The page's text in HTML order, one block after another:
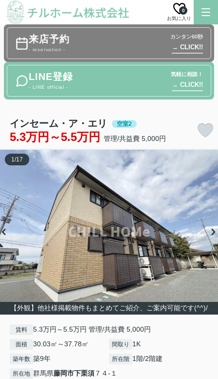
お気に入り
0
来店予約
- reservation -
カンタン60秒
→ CLICK!!
LINE登録
- LINE official -
気軽に相談！
→ CLICK!!
インセーム・ア・エリ 空室2
5.3万円～5.5万円 管理/共益費 5,000円
【外観】他社様掲載物件もまとめてご紹介、ご案内可能です(^^)/
1/17
賃料 5.3万円～5.5万円 管理/共益費 5,000円
面積 30.03㎡～37.78㎡ 間取り 1K
築年数 築9年 所在階 1階/2階建
所在地 群馬県藤岡市下栗須 ７４-１